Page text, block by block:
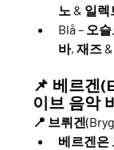
노 & 일
Blå – 오
바, 재즈
📌 베르겐
이브 음악
📍 브뤼겐
베르겐은